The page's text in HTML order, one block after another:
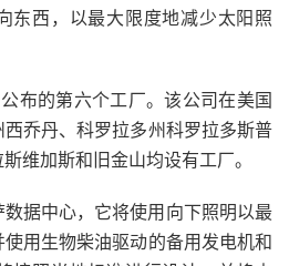
东西，以最大限度地减少太阳照
布的第六个工厂。该公司在美国
乔丹、科罗拉多州科罗拉多斯普
维加斯和旧金山均设有工厂。
据中心，它将使用向下照明以最
用生物柴油驱动的备用发电机和